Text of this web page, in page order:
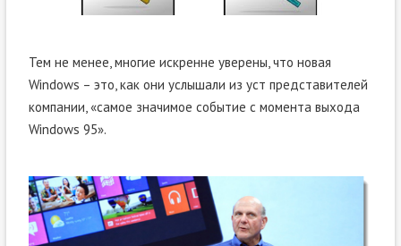
Тем не менее, многие искренне уверены, что новая
Windows – это, как они услышали из уст представителей
компании, «самое значимое событие с момента выхода
Windows 95».